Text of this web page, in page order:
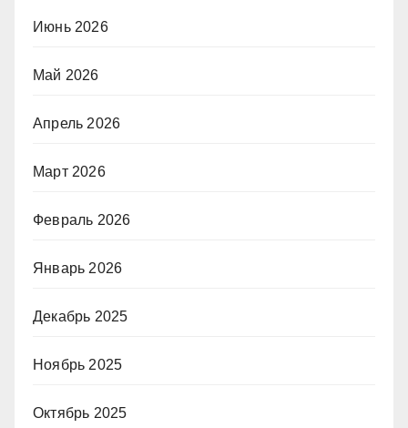
Июнь 2026
Май 2026
Апрель 2026
Март 2026
Февраль 2026
Январь 2026
Декабрь 2025
Ноябрь 2025
Октябрь 2025